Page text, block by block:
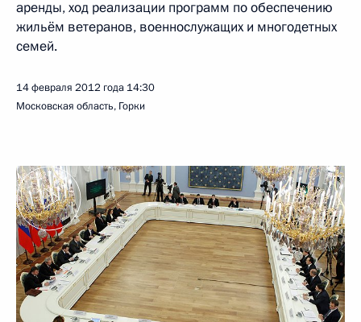
аренды, ход реализации программ по обеспечению
жильём ветеранов, военнослужащих и многодетных
семей.
14 февраля 2012 года 14:30
Московская область, Горки